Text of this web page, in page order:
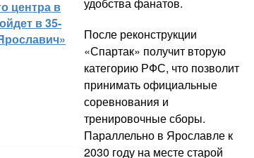
центра в
в 35-
После реконструкции
«Спартак» получит вторую
категорию РФС, что позволит
принимать официальные
соревнования и
тренировочные сборы.
Параллельно в Ярославле к
2030 году на месте старой